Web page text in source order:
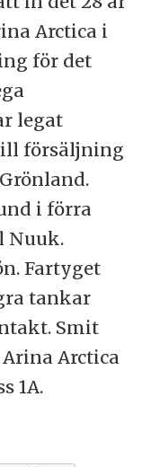
Arctica i
för det
legat
försäljning
i förra
Nuuk.
Fartyget
tankar
Smit
Arctica
1A.